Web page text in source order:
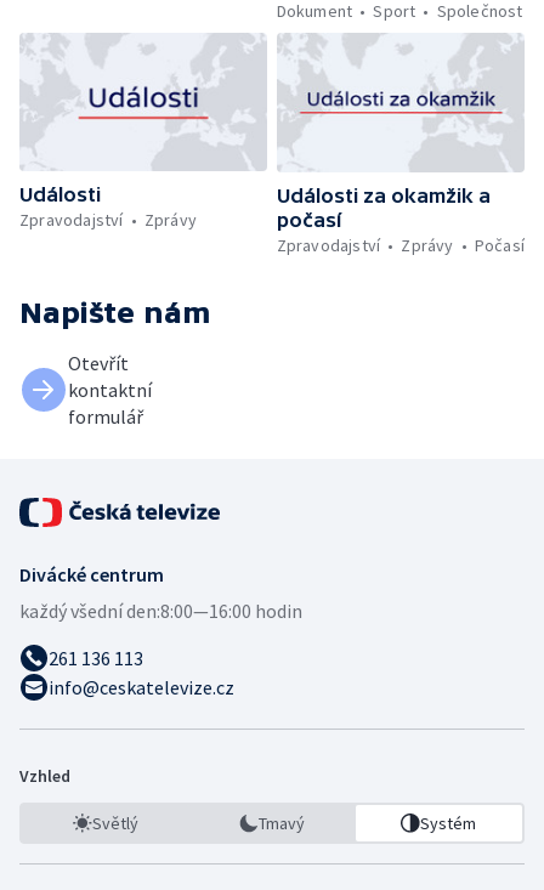
Dokument
Sport Společnost
Události
Zpravodajství
Zprávy
Události za okamžik a
počasí
Zpravodajství
Zprávy Počasí
Napište nám
Otevřít
kontaktní
formulář
Divácké centrum
každý všední den:8:00—16:00 hodin
261 136 113
info@ceskatelevize.cz
Vzhled
Světlý Tmavý Systém